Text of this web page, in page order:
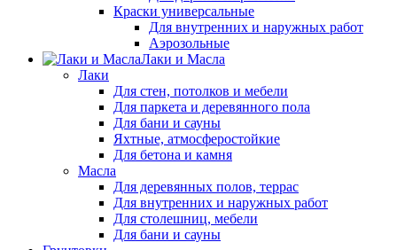
Краски универсальные
Для внутренних и наружных работ
Аэрозольные
Лаки и Масла
Лаки
Для стен, потолков и мебели
Для паркета и деревянного пола
Для бани и сауны
Яхтные, атмосферостойкие
Для бетона и камня
Масла
Для деревянных полов, террас
Для внутренних и наружных работ
Для столешниц, мебели
Для бани и сауны